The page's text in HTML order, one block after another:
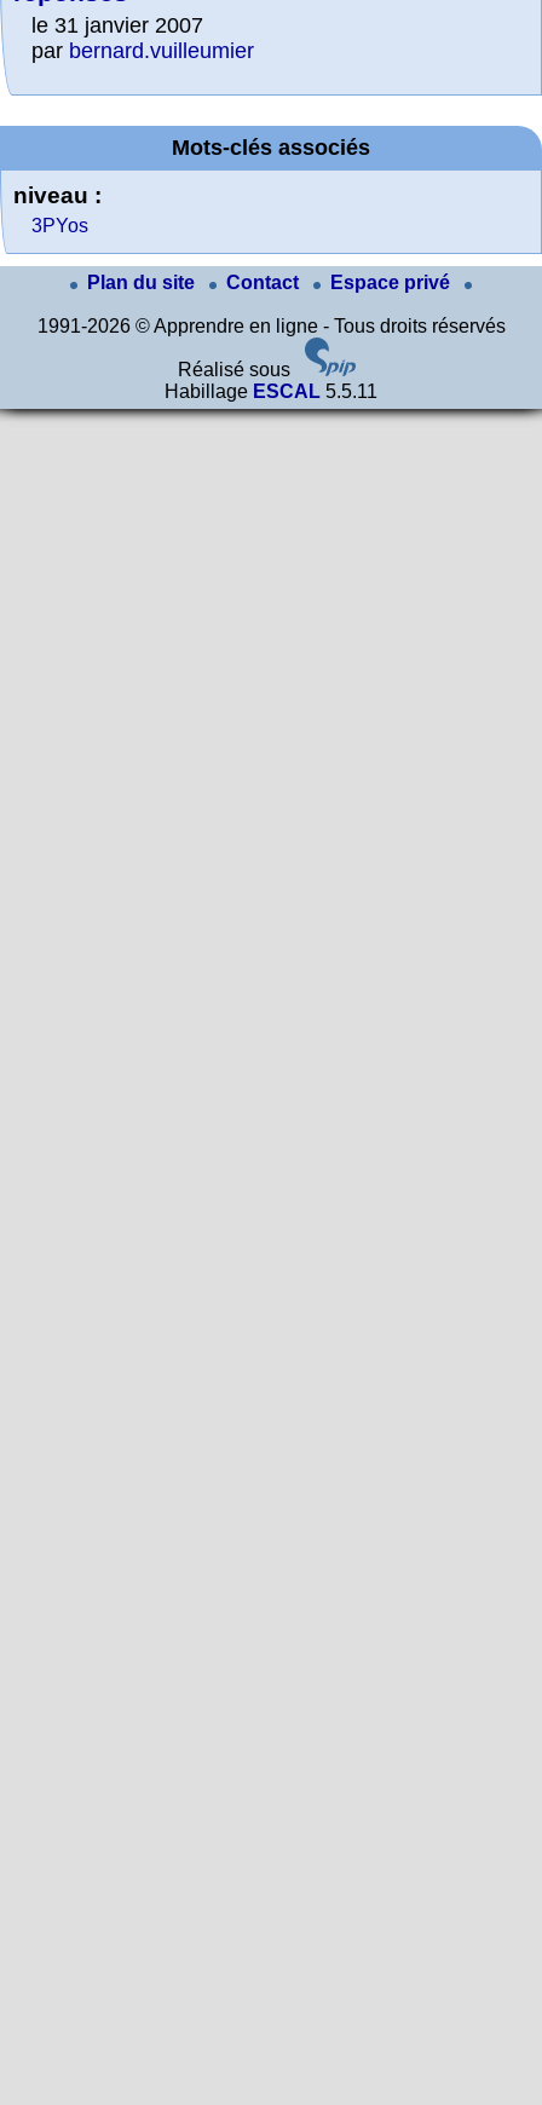
le 31 janvier 2007
par bernard.vuilleumier
Mots-clés associés
niveau :
3PYos
Plan du site Contact Espace privé
1991-2026 © Apprendre en ligne - Tous droits réservés
Réalisé sous
Habillage ESCAL 5.5.11